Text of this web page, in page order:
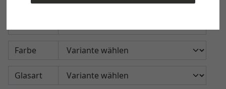
Farbe
Glasart